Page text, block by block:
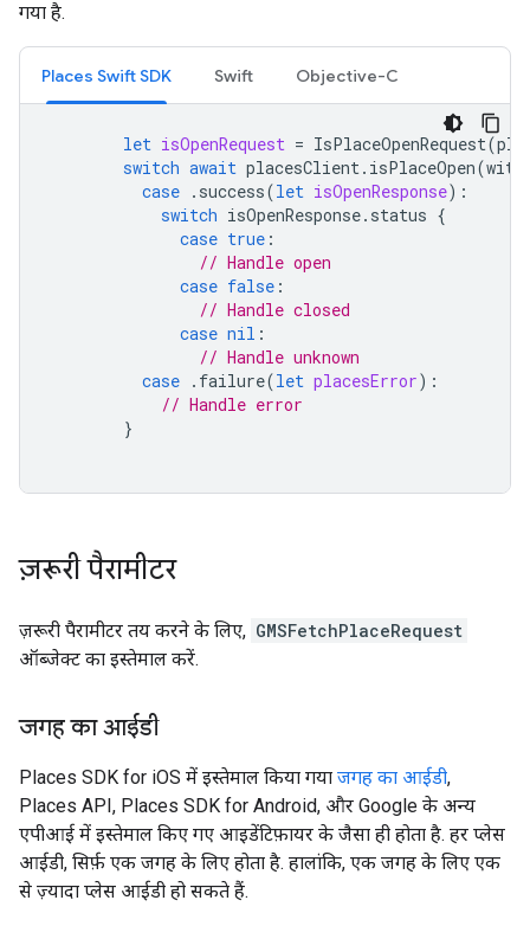
गया है.
Places Swift SDK Swift Objective-C
let isOpenRequest = IsPlaceOpenRequest(
switch await placesClient. isPlaceOpen(with
case . success(let isOpenResponse):
switch isOpenResponse. status {
case true :
// Handle open
case false :
// Handle closed
case nil :
// Handle unknown
case . failure(let placesError):
// Handle error
}
ज़रूरी पैरामीटर
ज़रूरी पैरामीटर तय करने के लिए, GMSFetchPlaceRequest
ऑब्जेक्ट का इस्तेमाल करें.
जगह का आईडी
Places SDK for iOS में इस्तेमाल किया गया जगह का आईडी,
Places API, Places SDK for Android, और Google के अन्य
एपीआई में इस्तेमाल किए गए आइडेंटिफ़ायर के जैसा ही होता है. हर प्लेस
आईडी, सिर्फ़ एक जगह के लिए होता है. हालांकि, एक जगह के लिए एक
से ज़्यादा प्लेस आईडी हो सकते हैं.